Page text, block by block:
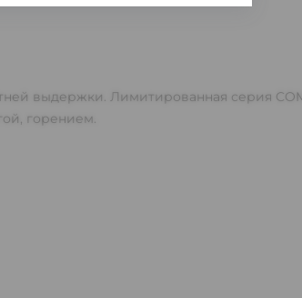
выдержки. Лимитированная серия
горением.